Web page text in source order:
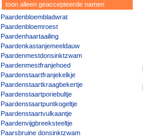
toon alleen geaccepteerde namen
Paardenbloembladwrat
Paardenbloemroest
Paardenhaartaailing
Paardenkastanjemeeldauw
Paardenmestdonsinktzwam
Paardenmestfranjehoed
Paardenstaartfranjekelkje
Paardenstaartkraagbekertje
Paardenstaartporiebultje
Paardenstaartpuntkogeltje
Paardenstaartvulkaantje
Paardenvijgbreeksteeltje
Paarsbruine donsinktzwam